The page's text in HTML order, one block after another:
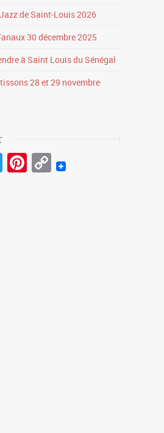
de Saint-Louis 2026
30 décembre 2025
à Saint Louis du Sénégal
28 et 29 novembre
Twitter
Pinterest
Copy